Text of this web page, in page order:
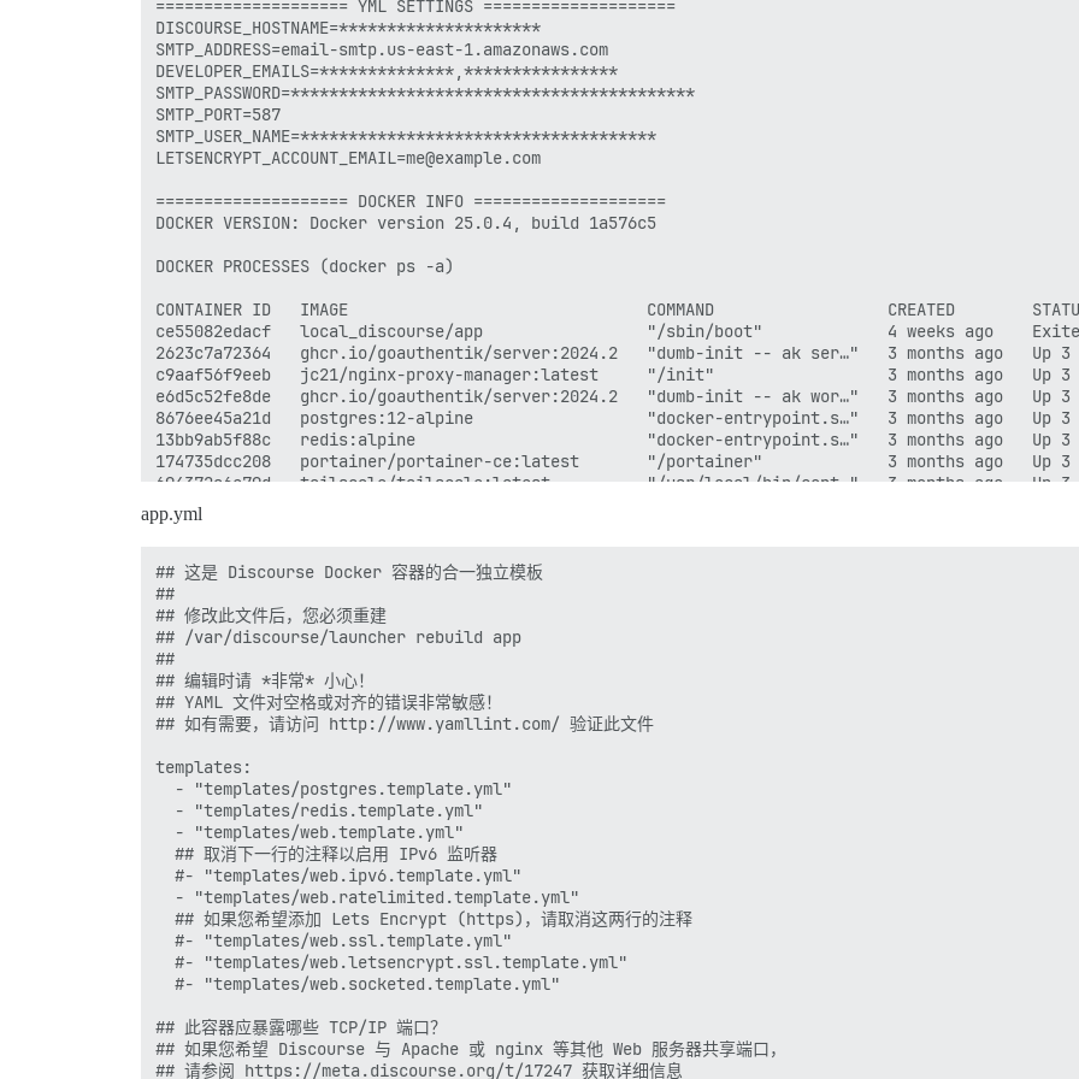
app.yml
## 这是 Discourse Docker 容器的合一独立模板
##
## 修改此文件后，您必须重建
## /var/discourse/launcher rebuild app
##
## 编辑时请 *非常* 小心！
## YAML 文件对空格或对齐的错误非常敏感！
## 如有需要，请访问 http://www.yamllint.com/ 验证此文件
templates:
  - "templates/postgres.template.yml"
  - "templates/redis.template.yml"
  - "templates/web.template.yml"
  ## 取消下一行的注释以启用 IPv6 监听器
  #- "templates/web.ipv6.template.yml"
  - "templates/web.ratelimited.template.yml"
  ## 如果您希望添加 Lets Encrypt (https)，请取消这两行的注释
  #- "templates/web.ssl.template.yml"
  #- "templates/web.letsencrypt.ssl.template.yml"
  #- "templates/web.socketed.template.yml"
## 此容器应暴露哪些 TCP/IP 端口？
## 如果您希望 Discourse 与 Apache 或 nginx 等其他 Web 服务器共享端口，
## 请参阅 https://meta.discourse.org/t/17247 获取详细信息